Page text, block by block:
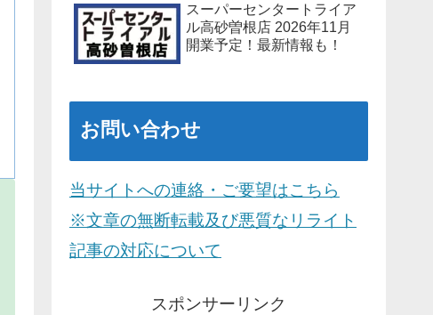
スーパーセンタートライア
ル高砂曽根店 2026年11月
開業予定！最新情報も！
お問い合わせ
当サイトへの連絡・ご要望はこちら
※文章の無断転載及び悪質なリライト
記事の対応について
スポンサーリンク